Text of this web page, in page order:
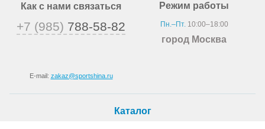
Как с нами связаться
+7 (985) 788-58-82
E-mail: zakaz@sportshina.ru
Режим работы
Пн.–Пт.10:00–18:00
город Москва
Каталог